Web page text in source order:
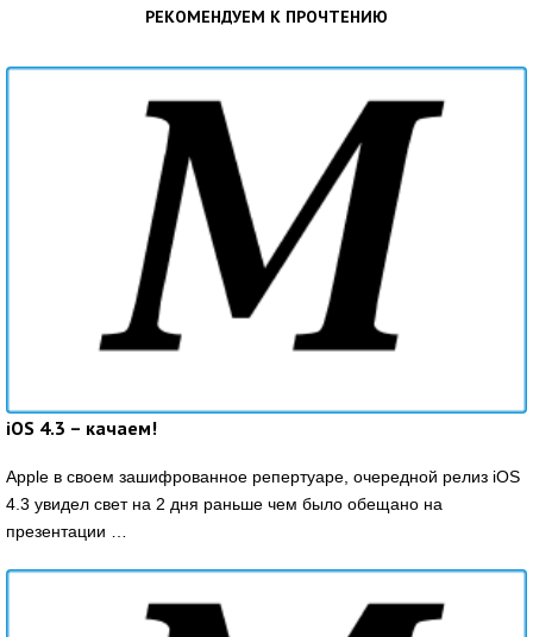
РЕКОМЕНДУЕМ К ПРОЧТЕНИЮ
iOS 4.3 – качаем!
Apple в своем зашифрованное репертуаре, очередной релиз iOS
4.3 увидел свет на 2 дня раньше чем было обещано на
презентации …